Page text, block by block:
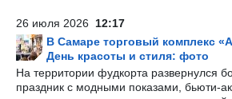
26 июля 2026 12:17
В Самаре торговый комплекс
День красоты и стиля: фото
На территории фудкорта развернулся
праздник с модными показами, бьюти-